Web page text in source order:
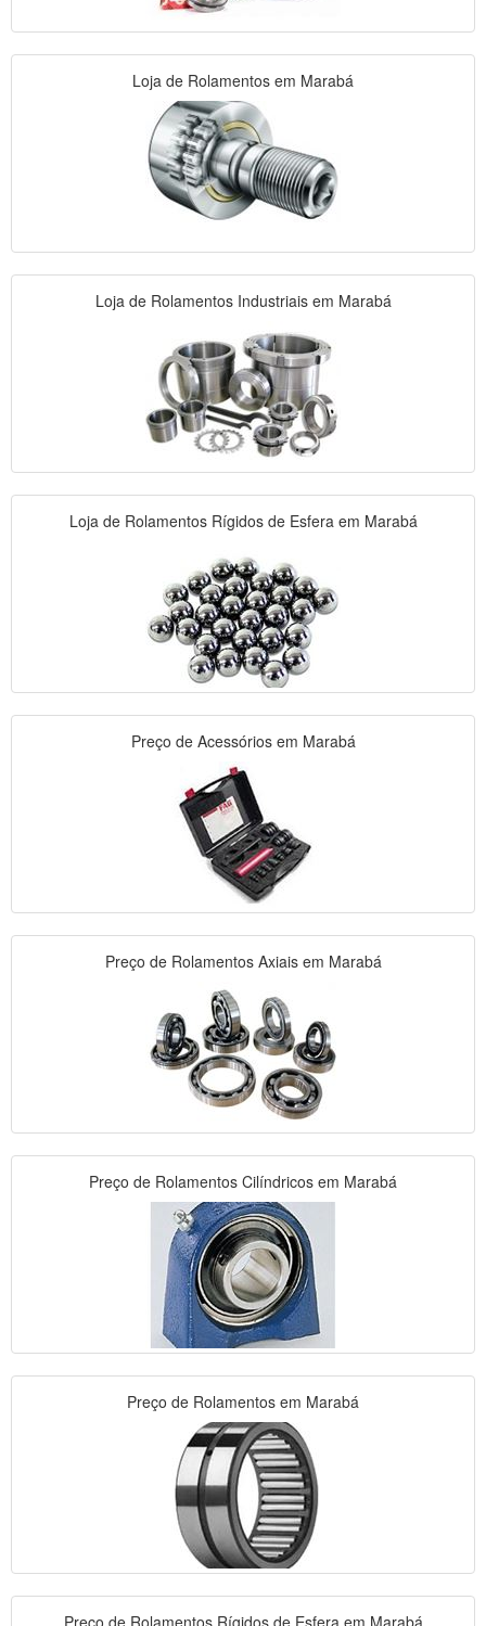
Loja de Rolamentos em Marabá
Loja de Rolamentos Industriais em Marabá
Loja de Rolamentos Rígidos de Esfera em Marabá
Preço de Acessórios em Marabá
Preço de Rolamentos Axiais em Marabá
Preço de Rolamentos Cilíndricos em Marabá
Preço de Rolamentos em Marabá